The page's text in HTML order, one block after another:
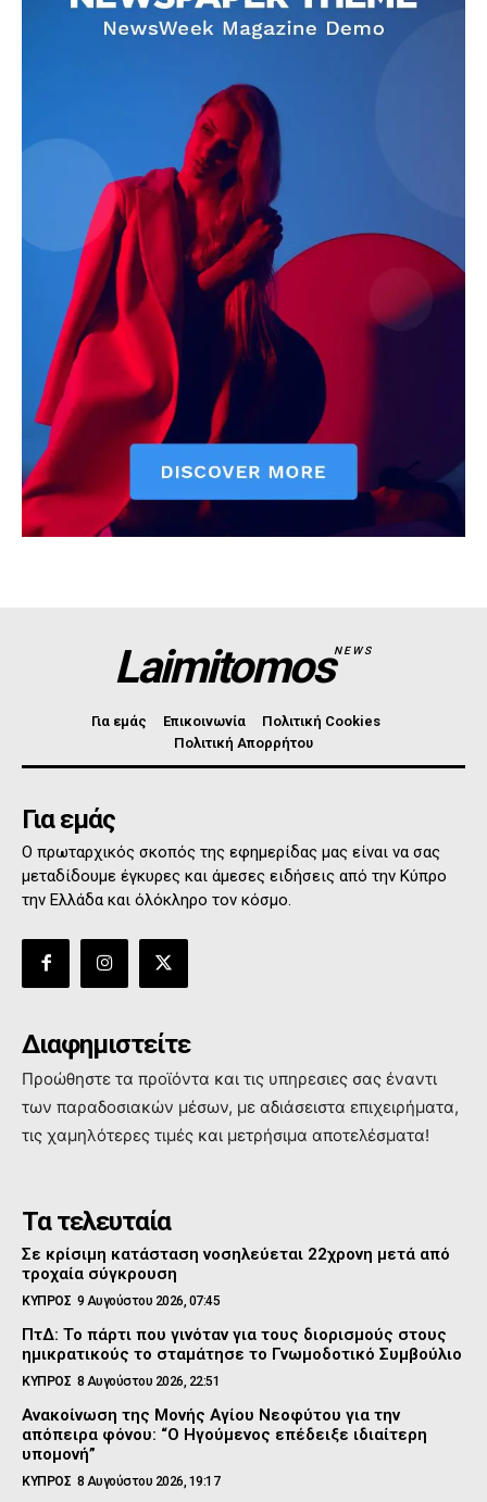
LaimitomosNEWS
Για εμάς Επικοινωνία
Πολιτική Cookies
Πολιτική Απορρήτου
Για εμάς
Ο πρωταρχικός σκοπός της εφημερίδας μας είναι να σας
μεταδίδουμε έγκυρες και άμεσες ειδήσεις από την Κύπρο
την Ελλάδα και όλόκληρο τον κόσμο.
Διαφημιστείτε
Προώθηστε τα προϊόντα και τις υπηρεσιες σας έναντι
των παραδοσιακών μέσων, με αδιάσειστα επιχειρήματα,
τις χαμηλότερες τιμές και μετρήσιμα αποτελέσματα!
Τα τελευταία
Σε κρίσιμη κατάσταση νοσηλεύεται 22χρονη μετά από
τροχαία σύγκρουση
ΚΥΠΡΟΣ 9 Αυγούστου 2026, 07:45
ΠτΔ: Το πάρτι που γινόταν για τους διορισμούς στους
ημικρατικούς το σταμάτησε το Γνωμοδοτικό Συμβούλιο
ΚΥΠΡΟΣ 8 Αυγούστου 2026, 22:51
Ανακοίνωση της Μονής Αγίου Νεοφύτου για την
απόπειρα φόνου: “Ο Ηγούμενος επέδειξε ιδιαίτερη
υπομονή”
ΚΥΠΡΟΣ 8 Αυγούστου 2026, 19:17